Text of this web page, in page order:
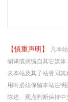
【慎重声明】
凡本
编译或摘编自其它媒
表本站及其子站赞同
用时必须保留本站注
陈述、观点判断保持